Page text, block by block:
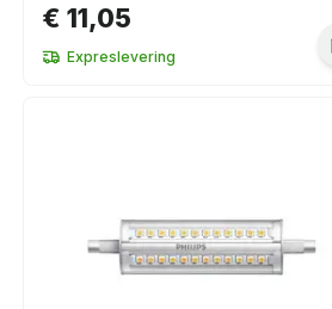
€ 11,05
Expreslevering